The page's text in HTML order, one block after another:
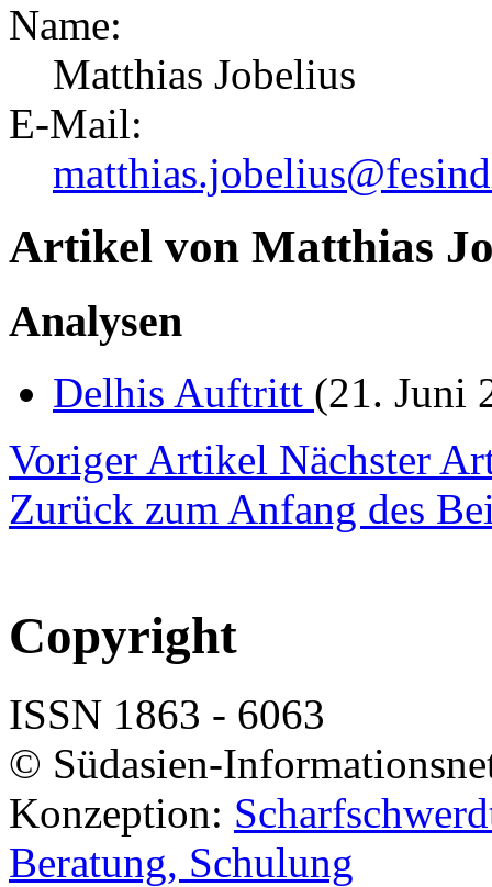
Name:
Matthias Jobelius
E-Mail:
Artikel von Matthias
Analysen
Delhis Auftritt (21. Juni
Voriger Artikel Nächster
Zurück zum Anfang des
Copyright
ISSN 1863 - 6063
© Südasien-
Konzeption:
Beratung, Schulung